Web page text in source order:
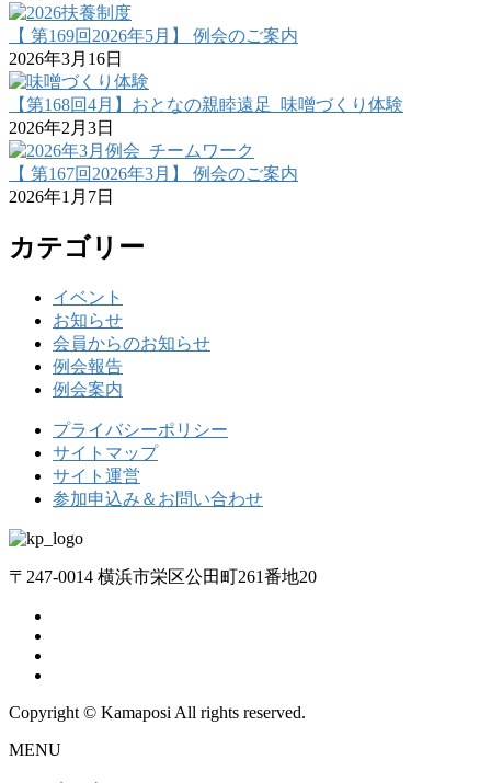
【 第169回2026年5月】 例会のご案内
2026年3月16日
【第168回4月】おとなの親睦遠足_味噌づくり体験
2026年2月3日
【 第167回2026年3月】 例会のご案内
2026年1月7日
カテゴリー
イベント
お知らせ
会員からのお知らせ
例会報告
例会案内
プライバシーポリシー
サイトマップ
サイト運営
参加申込み＆お問い合わせ
〒247-0014 横浜市栄区公田町261番地20
Copyright © Kamaposi All rights reserved.
MENU